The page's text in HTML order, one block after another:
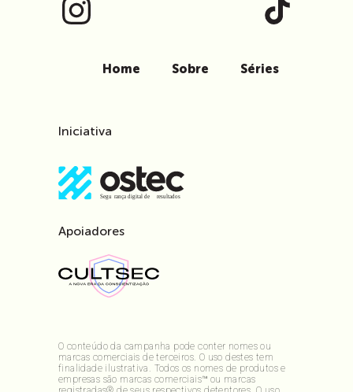
Home Sobre Séries
Iniciativa
Apoiadores
O conteúdo da campanha pode conter nomes ou
marcas comerciais de terceiros. O uso destes tem
finalidade ilustrativa. Todos os nomes de produtos e
empresas são marcas comerciais™ ou marcas